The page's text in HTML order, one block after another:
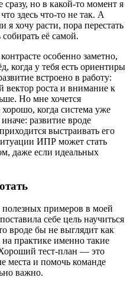
но в какой-то момент я
здесь что-то не так. А
хочу расти, пора перестать
её самой.
особенно заметно,
когда у тебя есть ориентиры
встроено в работу:
вектор роста и внимание к
Но мне хочется
когда система уже
развитие вроде
выстраивать его
ИПР может стать
даже если идеальных
примеров в моей
себе цель научиться
вроде бы не выглядит как
практике именно такие
тест-план — это
места и помочь команде
важно.